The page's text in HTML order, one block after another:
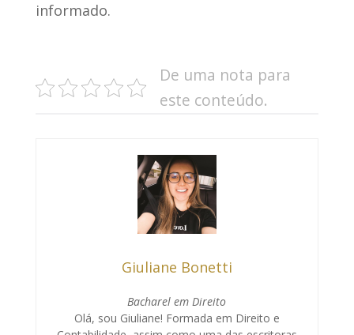
informado.
De uma nota para
este conteúdo.
Giuliane Bonetti
Bacharel em Direito
Olá, sou Giuliane! Formada em Direito e